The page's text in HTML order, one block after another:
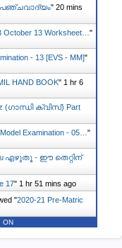
പഞ്ചവാദ്യം" 20 mins
October 13 Worksheet… "
- 13 [EVS - MM]"
HAND BOOK" 1 hr 6
(ഗാന്ധി ക്വിസ്) Part
Examination - 05… "
എഴുതൂ - ഈ തെറ്റിന്
17" 1 hr 51 mins ago
"2020-21 Pre-Matric
ON